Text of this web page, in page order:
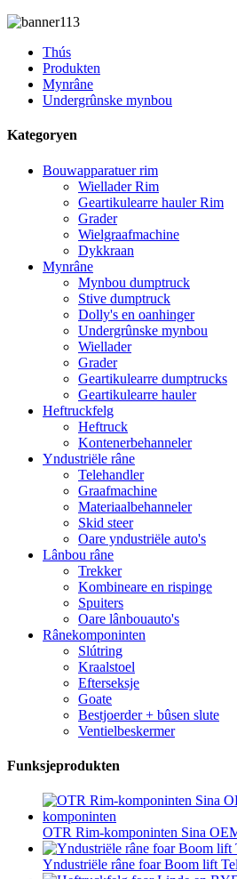
Thús
Produkten
Mynrâne
Undergrûnske mynbou
Kategoryen
Bouwapparatuer rim
Wiellader Rim
Geartikulearre hauler Rim
Grader
Wielgraafmachine
Dykkraan
Mynrâne
Mynbou dumptruck
Stive dumptruck
Dolly's en oanhinger
Undergrûnske mynbou
Wiellader
Grader
Geartikulearre dumptrucks
Geartikulearre hauler
Heftruckfelg
Heftruck
Kontenerbehanneler
Yndustriële râne
Telehandler
Graafmachine
Materiaalbehanneler
Skid steer
Oare yndustriële auto's
Lânbou râne
Trekker
Kombineare en rispinge
Spuiters
Oare lânbouauto's
Rânekomponinten
Slútring
Kraalstoel
Efterseksje
Goate
Bestjoerder + bûsen slute
Ventielbeskermer
Funksjeprodukten
OTR Rim-komponinten Sina
Yndustriële râne foar Boom lift